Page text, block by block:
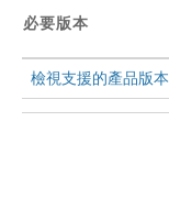
必要版本
檢視支援的產品版本